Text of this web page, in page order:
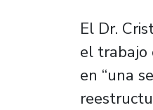
El Dr.
el trabajo
en “una